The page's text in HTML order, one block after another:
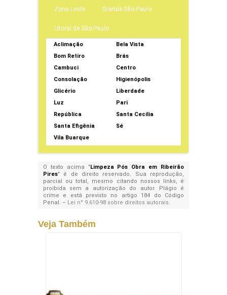
Zona Leste Grande São Paulo
Litoral de São Paulo
Aclimação
Bela Vista
Bom Retiro
Brás
Cambuci
Centro
Consolação
Higienópolis
Glicério
Liberdade
Luz
Pari
República
Santa Cecília
Santa Efigênia
Sé
Vila Buarque
O texto acima "Limpeza Pós Obra em Ribeirão
Pires" é de direito reservado. Sua reprodução,
parcial ou total, mesmo citando nossos links, é
proibida sem a autorização do autor. Plágio é
crime e está previsto no artigo 184 do Código
Penal. – Lei n° 9.610-98 sobre direitos autorais.
Veja Também